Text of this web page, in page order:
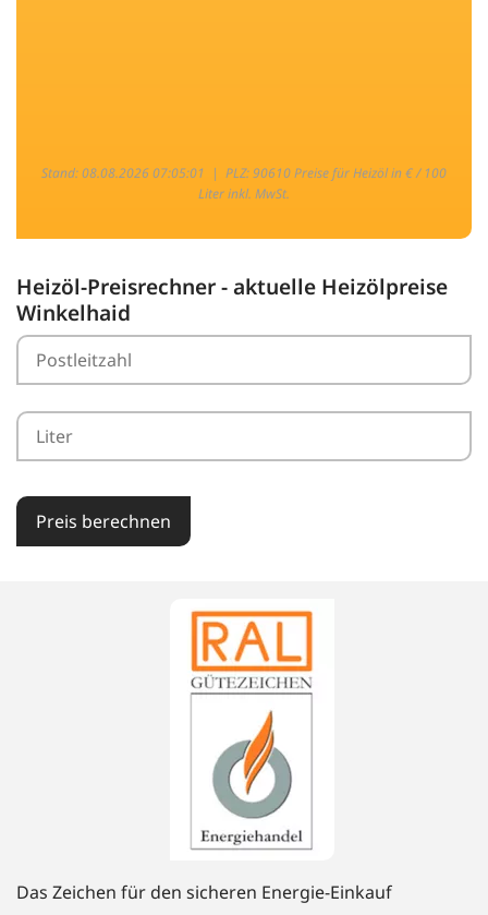
Stand: 08.08.2026 07:05:01 | PLZ: 90610 Preise für Heizöl in € / 100
Liter inkl. MwSt.
Heizöl-Preisrechner - aktuelle Heizölpreise
Winkelhaid
Preis berechnen
Das Zeichen für den sicheren Energie-Einkauf